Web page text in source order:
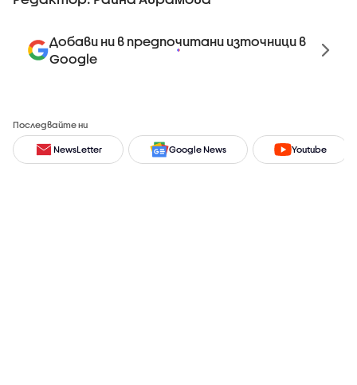
Добави ни в предпочитани източници в
Google
Последвайте ни
NewsLetter Google News Youtube